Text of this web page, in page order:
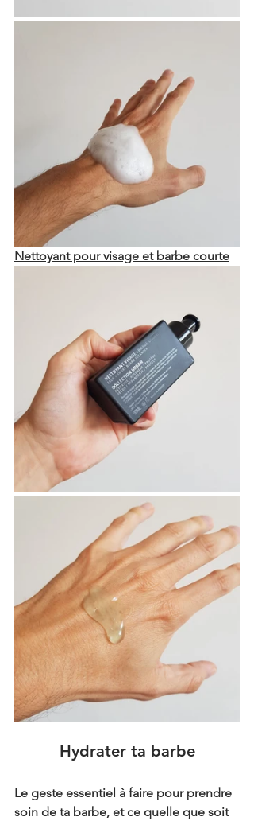
Nettoyant pour visage et barbe courte
Hydrater ta barbe
Le geste essentiel à faire pour prendre
soin de ta barbe, et ce quelle que soit